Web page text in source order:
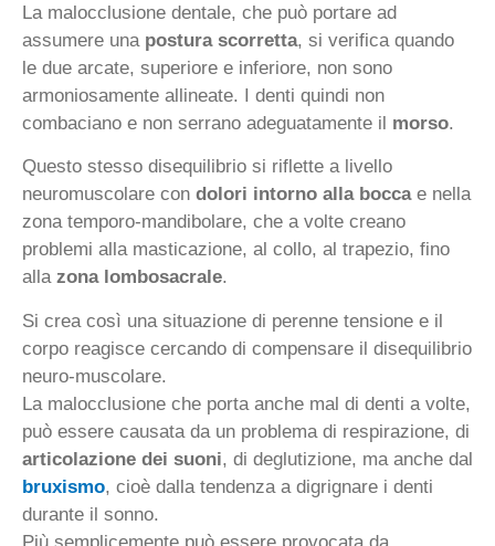
La malocclusione dentale, che può portare ad
assumere una postura scorretta, si verifica quando
le due arcate, superiore e inferiore, non sono
armoniosamente allineate. I denti quindi non
combaciano e non serrano adeguatamente il morso.
Questo stesso disequilibrio si riflette a livello
neuromuscolare con dolori intorno alla boccae nella
zona temporo-mandibolare, che a volte creano
problemi alla masticazione, al collo, al trapezio, fino
alla zona lombosacrale.
Si crea così una situazione di perenne tensione e il
corpo reagisce cercando di compensare il disequilibrio
neuro-muscolare.
La malocclusione che porta anche mal di denti a volte,
può essere causata da un problema di respirazione, di
articolazione dei suoni, di deglutizione, ma anche dal
bruxismo, cioè dalla tendenza a digrignare i denti
durante il sonno.
Più semplicemente può essere provocata da